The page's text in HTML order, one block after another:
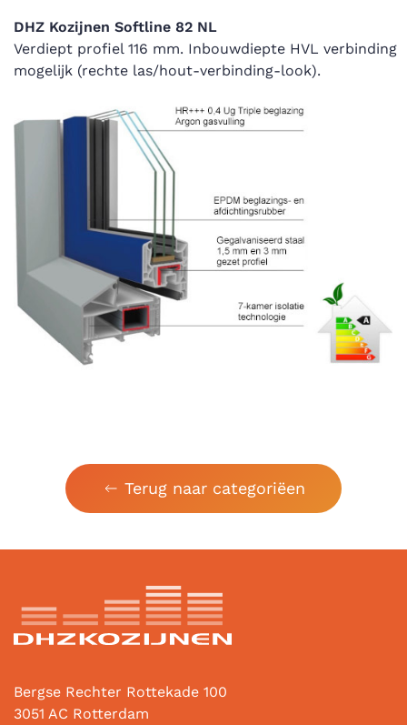
DHZ Kozijnen Softline 82 NL
Verdiept profiel 116 mm. Inbouwdiepte HVL verbinding
mogelijk (rechte las/hout-verbinding-look).
Terug naar categoriëen
Bergse Rechter Rottekade 100
3051 AC Rotterdam